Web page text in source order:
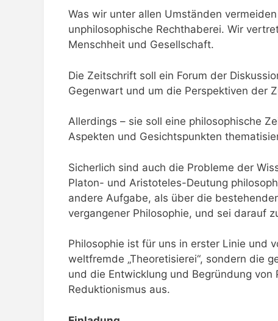
Was wir unter allen Umständen
unphilosophische Rechthaberei. Wir
Menschheit und Gesellschaft.
Die Zeitschrift soll ein Forum der
Gegenwart und um die Perspektiven der
Allerdings – sie soll eine philosophische
Aspekten und Gesichtspunkten
Sicherlich sind auch die Probleme der
Platon- und Aristoteles-Deutung
andere Aufgabe, als über die
vergangener Philosophie, und sei darauf
Philosophie ist für uns in erster Linie und
weltfremde „Theoretisierei“, sondern die
und die Entwicklung und Begründung
Reduktionismus aus.